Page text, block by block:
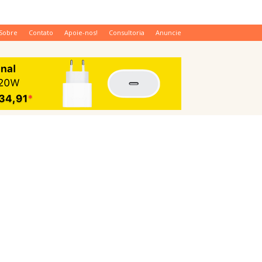
Sobre Contato Apoie-nos! Consultoria Anuncie